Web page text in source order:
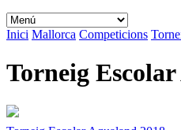
Inici Mallorca Competicions
Torneig